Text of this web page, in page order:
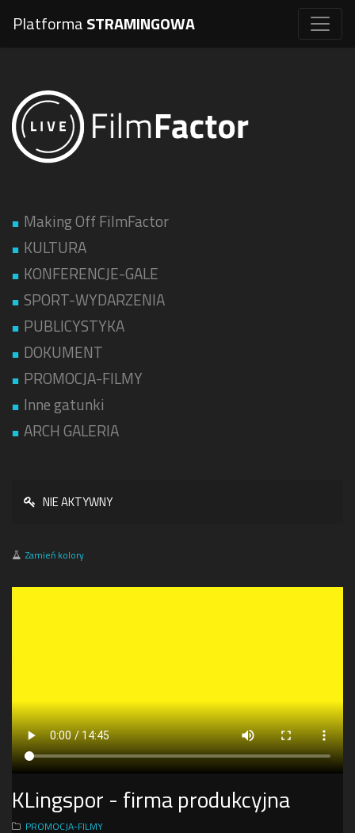
PlatformaSTRAMINGOWA
Making Off FilmFactor
KULTURA
KONFERENCJE-GALE
SPORT-WYDARZENIA
PUBLICYSTYKA
DOKUMENT
PROMOCJA-FILMY
Inne gatunki
ARCH GALERIA
NIE AKTYWNY
Zamień kolory
KLingspor - firma produkcyjna
PROMOCJA-FILMY